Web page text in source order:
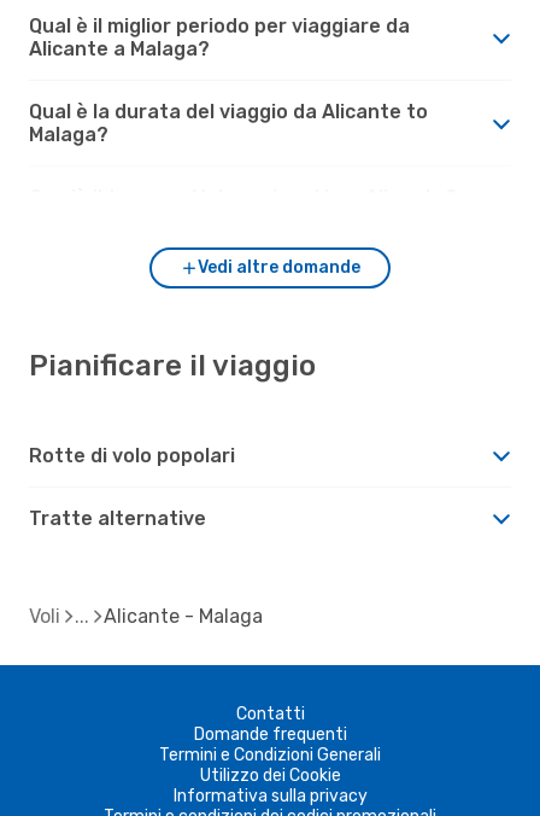
Qual è il miglior periodo per viaggiare da
Alicante a Malaga?
Qual è la durata del viaggio da Alicante to
Malaga?
Vedi altre domande
Pianificare il viaggio
Rotte di volo popolari
Tratte alternative
Voli Alicante - Malaga
Contatti
Domande frequenti
Termini e Condizioni Generali
Utilizzo dei Cookie
Informativa sulla privacy